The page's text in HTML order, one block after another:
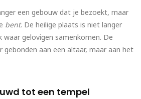
een gebouw dat je bezoekt, maar
bent. De heilige plaats is niet langer
waar gelovigen samenkomen. De
gebonden aan een altaar, maar aan het
tot een tempel